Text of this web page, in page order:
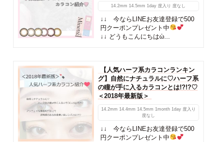
14.2mm 14.5mm 1day 度入り 度なし
↓↓ 今ならLINEお友達登録で500
円クーポンプレゼント中
↓↓ どうもこんにちはὠ...
【人気ハーフ系カラコンランキン
グ】自然にナチュラルに♡ハーフ系
の瞳が手に入るカラコンとは!?!?♡
＜2018年最新版＞
14.2mm 14.4mm 14.5mm 1month 1day 度入り
度なし
↓↓ 今ならLINEお友達登録で500
円クーポンプレゼント中